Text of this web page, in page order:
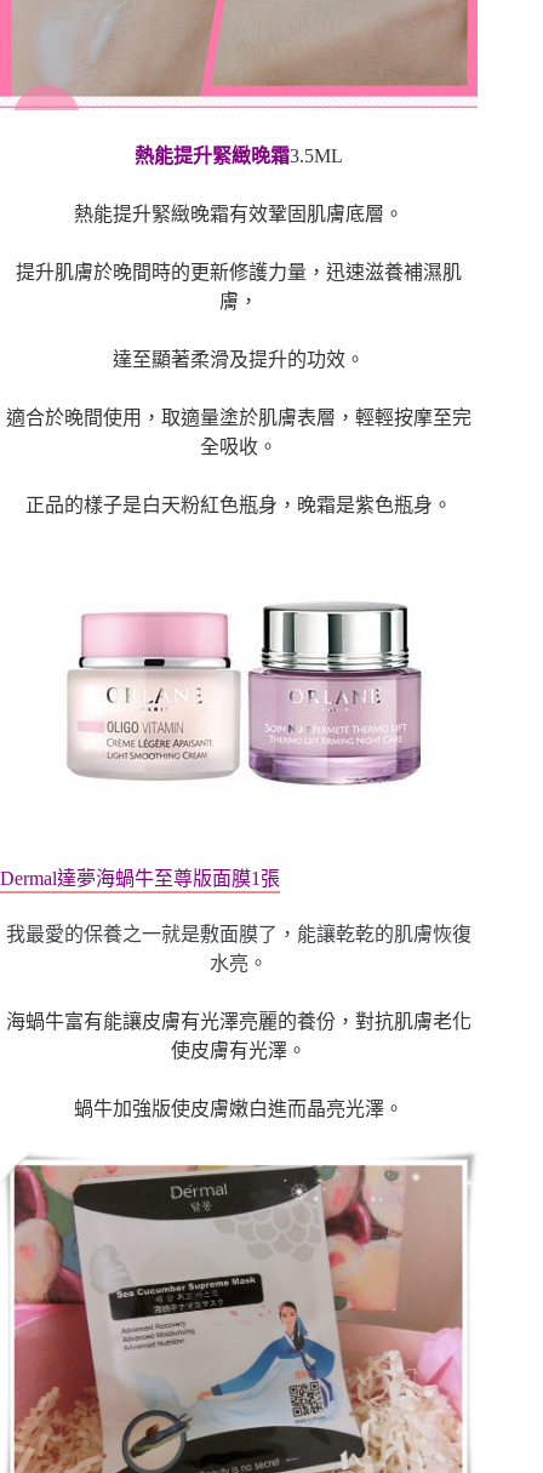
熱能提升緊緻晚霜3.5ML
熱能提升緊緻晚霜有效鞏固肌膚底層。
提升肌膚於晚間時的更新修護力量，迅速滋養補濕肌
膚，
達至顯著柔滑及提升的功效。
適合於晚間使用，取適量塗於肌膚表層，輕輕按摩至完
全吸收。
正品的樣子是白天粉紅色瓶身，晚霜是紫色瓶身。
Dermal達夢海蝸牛至尊版面膜1張
我最愛的保養之一就是敷面膜了，能讓乾乾的肌膚恢復
水亮。
海蝸牛富有能讓皮膚有光澤亮麗的養份，對抗肌膚老化
使皮膚有光澤。
蝸牛加強版使皮膚嫩白進而晶亮光澤。